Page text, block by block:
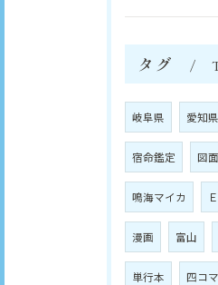
タグ
岐阜県 愛知県
宿命鑑定 図
鳴海マイカ
漫画 富山
単行本 四コマ